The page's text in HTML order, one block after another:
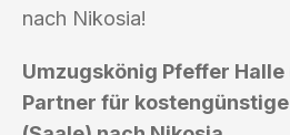
nach Nikosia!
Umzugskönig Pfeffer Halle
Partner für